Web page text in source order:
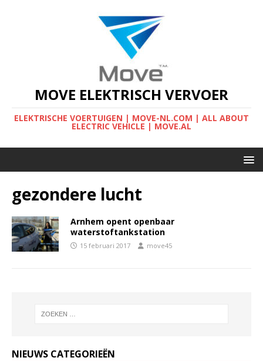
MOVE ELEKTRISCH VERVOER
ELEKTRISCHE VOERTUIGEN | MOVE-NL.COM | ALL ABOUT
ELECTRIC VEHICLE | MOVE.AL
gezondere lucht
Arnhem opent openbaar
waterstoftankstation
15 februari 2017 move45
NIEUWS CATEGORIEËN